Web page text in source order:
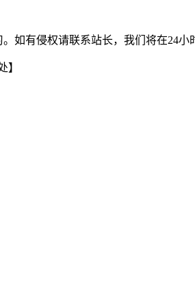
如有侵权请联系站长，我们将在24小
】